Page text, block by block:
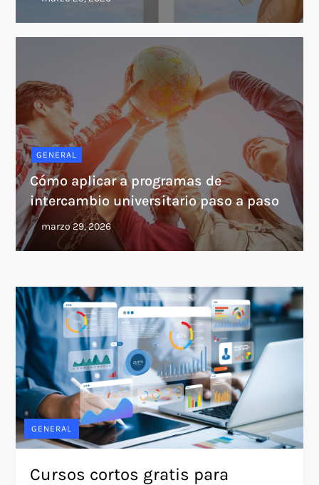
GENERAL
Cómo aplicar a programas de
intercambio universitario paso a paso
GENERAL
Cursos cortos gratis para